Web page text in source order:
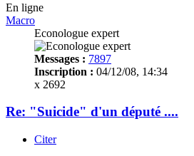
En ligne
Macro
Econologue expert
Messages : 7897
Inscription : 04/12/08, 14:34
x 2692
Re: "Suicide" d'un député ....
Citer